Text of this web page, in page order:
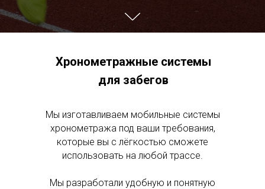
Мы изготавливаем мобильные системы
хронометража под ваши требования,
которые вы с лёгкостью сможете
использовать на любой трассе.
Мы разработали удобную и понятную
Хронометражные системы
для забегов